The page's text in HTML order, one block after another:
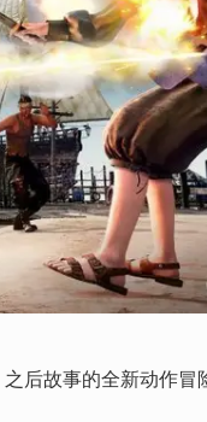
后故事的全新动作冒